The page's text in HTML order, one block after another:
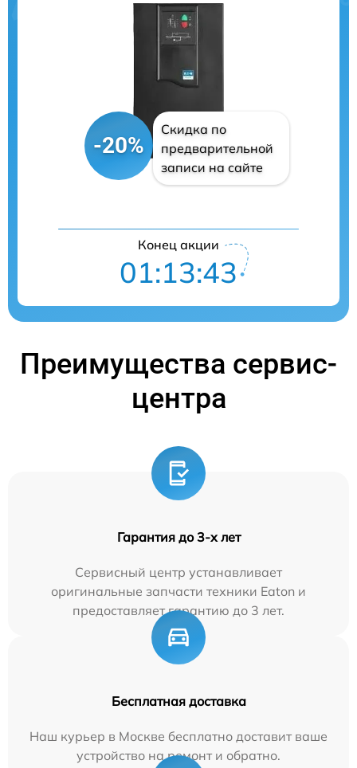
-20%
Скидка по
предварительной
записи на сайте
Конец акции
01:13:42
Преимущества сервис-
центра
Гарантия до 3-х лет
Сервисный центр устанавливает
оригинальные запчасти техники Eaton и
предоставляет гарантию до 3 лет.
Бесплатная доставка
Наш курьер в Москве бесплатно доставит ваше
устройство на ремонт и обратно.